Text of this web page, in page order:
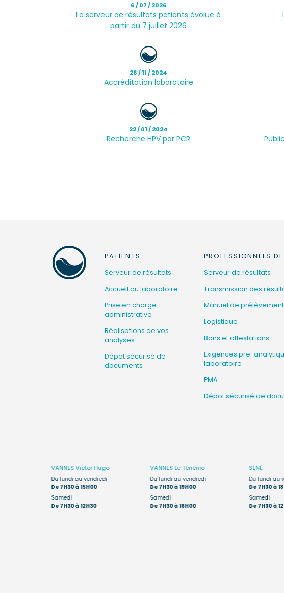
6 / 07 / 2026
Le serveur de résultats patients évolue à
partir du 7 juillet 2026
26 / 11 / 2024
Accréditation laboratoire
22 / 01 / 2024
Recherche HPV par PCR
PATIENTS
Serveur de résultats
Accueil au laboratoire
Prise en charge
administrative
Réalisations de vos
analyses
Dépot sécurisé de
documents
PROFESSIONNELS
Serveur de résultats
Transmission des
Manuel de prélèvement
Logistique
Bons et attestations
Exigences pre-
laboratoire
PMA
Dépot sécurisé de
VANNESVictor Hugo
Du lundi au vendredi
De 7H30 à 15H00
Samedi
De 7H30 à 12H30
VANNES Le Ténénio
Du lundi au vendredi
De 7H30 à 19H00
Samedi
De 7H30 à 16H00
SÉNÉ
Du lundi au
De 7H30 à
Samedi
De 7H30 à